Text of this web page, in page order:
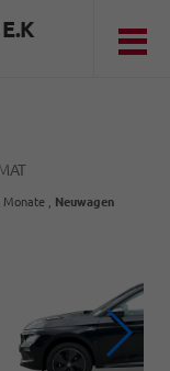
Monate , Neuwagen